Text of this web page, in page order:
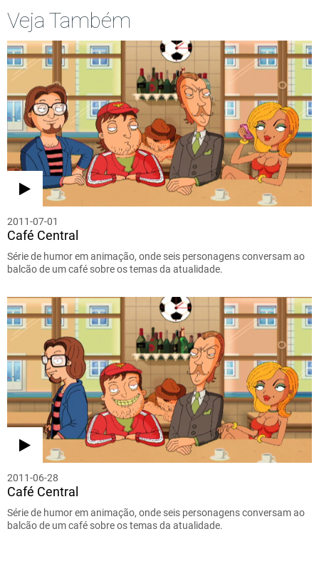
Veja Também
2011-07-01
Café Central
Série de humor em animação, onde seis personagens conversam ao
balcão de um café sobre os temas da atualidade.
2011-06-28
Café Central
Série de humor em animação, onde seis personagens conversam ao
balcão de um café sobre os temas da atualidade.